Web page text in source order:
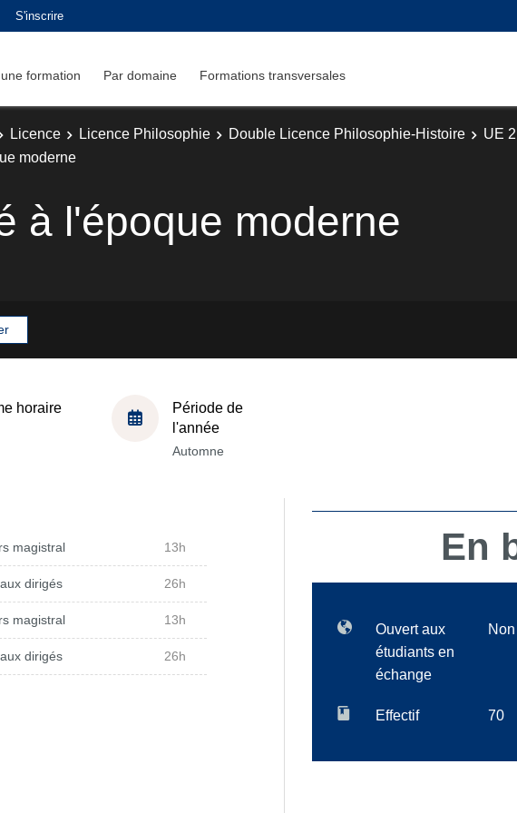
S'inscrire
formation Par domaine Formations transversales
Licence Licence Philosophie Double Licence Philosophie-Histoire
UE
moderne
à l'époque moderne
horaire
Période de
l'année
Automne
magistral 13h
dirigés 26h
magistral 13h
dirigés 26h
En
Ouvert aux
étudiants en
échange
Non
Effectif 70